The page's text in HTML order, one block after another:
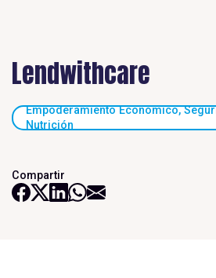
Lendwithcare
Empoderamiento Económico,
Nutrición
Compartir